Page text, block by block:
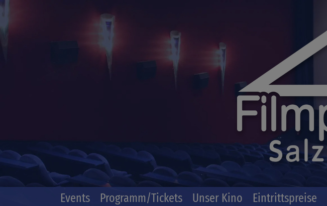
Events Programm/Tickets Unser Kino Eintrittspreise